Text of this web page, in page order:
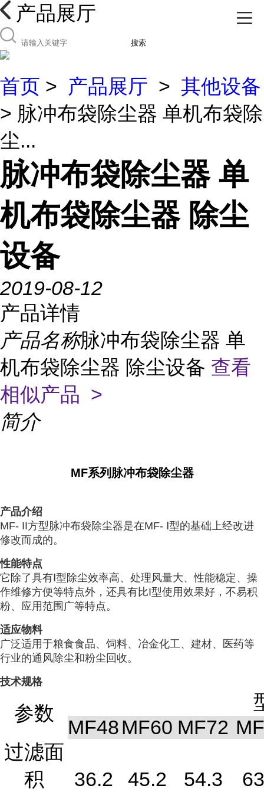
产品展厅
搜索
首页 > 产品展厅 > 其他设备
> 脉冲布袋除尘器 单机布袋除
尘...
脉冲布袋除尘器 单
机布袋除尘器 除尘
设备
2019-08-12
产品详情
产品名称脉冲布袋除尘器 单
机布袋除尘器 除尘设备 查看
相似产品 >
简介
MF系列脉冲布袋除尘器
产品介绍
MF- II方型脉冲布袋除尘器是在MF- Ⅰ型的基础上经改进
修改而成的。
性能特点
它除了具有Ⅰ型除尘效率高、处理风量大、性能稳定、操
作维修方便等特点外，还具有比I型使用效果好，不易积
粉、应用范围广等特点。
适应物料
广泛适用于粮食食品、饲料、冶金化工、建材、医药等
行业的通风除尘和粉尘回收。
技术规格
参数
MF48MF60 MF72
过滤面
积
36.2 45.2 54.3